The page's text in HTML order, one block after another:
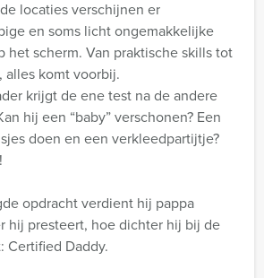
locaties verschijnen er
en soms licht ongemakkelijke
het scherm. Van praktische skills tot
alles komt voorbij.
krijgt de ene test na de andere
hij een “baby” verschonen? Een
doen en een verkleedpartijtje?
opdracht verdient hij pappa
hij presteert, hoe dichter hij bij de
Certified Daddy.